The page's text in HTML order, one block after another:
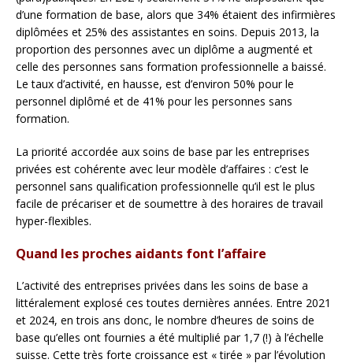
d’une formation de base, alors que 34% étaient des infirmières
diplômées et 25% des assistantes en soins. Depuis 2013, la
proportion des personnes avec un diplôme a augmenté et
celle des personnes sans formation professionnelle a baissé.
Le taux d’activité, en hausse, est d’environ 50% pour le
personnel diplômé et de 41% pour les personnes sans
formation.
La priorité accordée aux soins de base par les entreprises
privées est cohérente avec leur modèle d’affaires : c’est le
personnel sans qualification professionnelle qu’il est le plus
facile de précariser et de soumettre à des horaires de travail
hyper-flexibles.
Quand les proches aidants font l’affaire
L’activité des entreprises privées dans les soins de base a
littéralement explosé ces toutes dernières années. Entre 2021
et 2024, en trois ans donc, le nombre d’heures de soins de
base qu’elles ont fournies a été multiplié par 1,7 (!) à l’échelle
suisse. Cette très forte croissance est « tirée » par l’évolution